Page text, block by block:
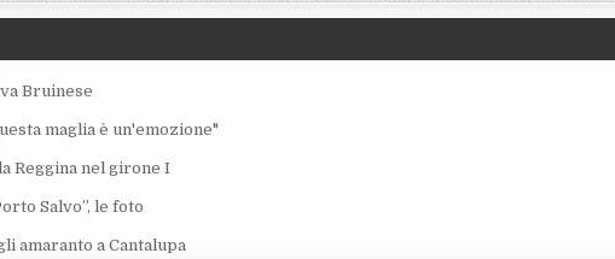
Bruinese
maglia è un'emozione"
Reggina nel girone I
Salvo”, le foto
amaranto a Cantalupa